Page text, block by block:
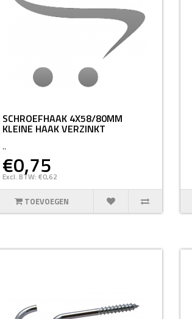
SCHROEFHAAK 4X58/80MM
KLEINE HAAK VERZINKT
..
€0,75
Excl. BTW: €0,62
TOEVOEGEN